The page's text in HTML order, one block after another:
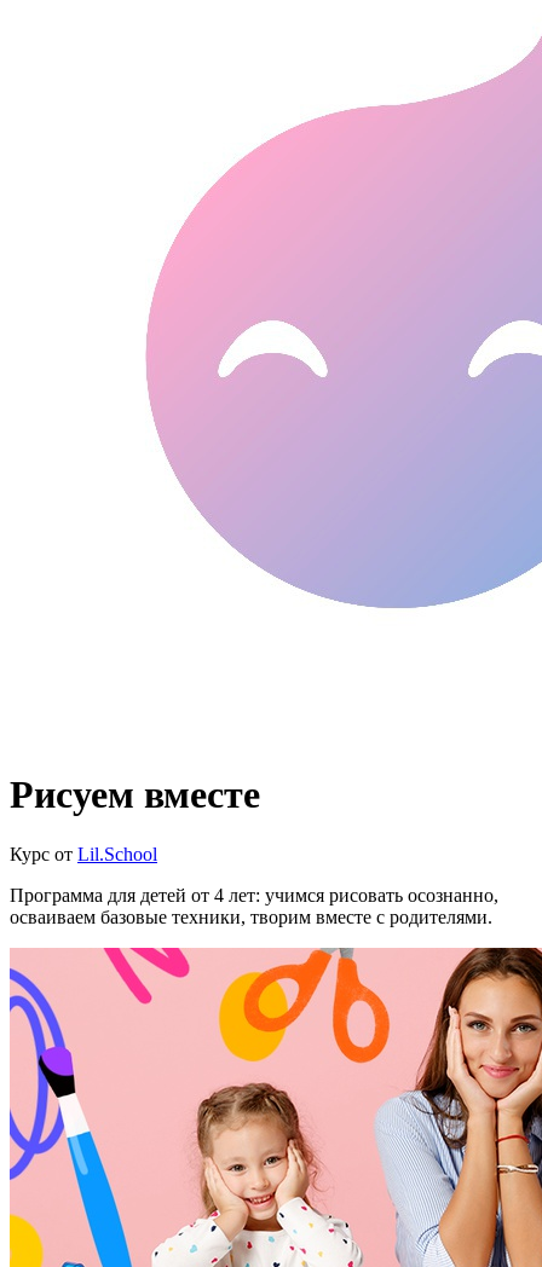
Рисуем вместе
Курс от Lil.School
Программа для детей от 4 лет: учимся рисовать осознанно,
осваиваем базовые техники, творим вместе с родителями.